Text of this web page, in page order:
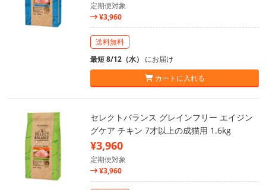
定期便対象
¥3,960
送料無料
最短 8/12（水） にお届け
カートに入れる
セレクトバランス グレインフリー エイジン
グケア チキン 7才以上の成猫用 1.6kg
¥3,960
定期便対象
¥3,960